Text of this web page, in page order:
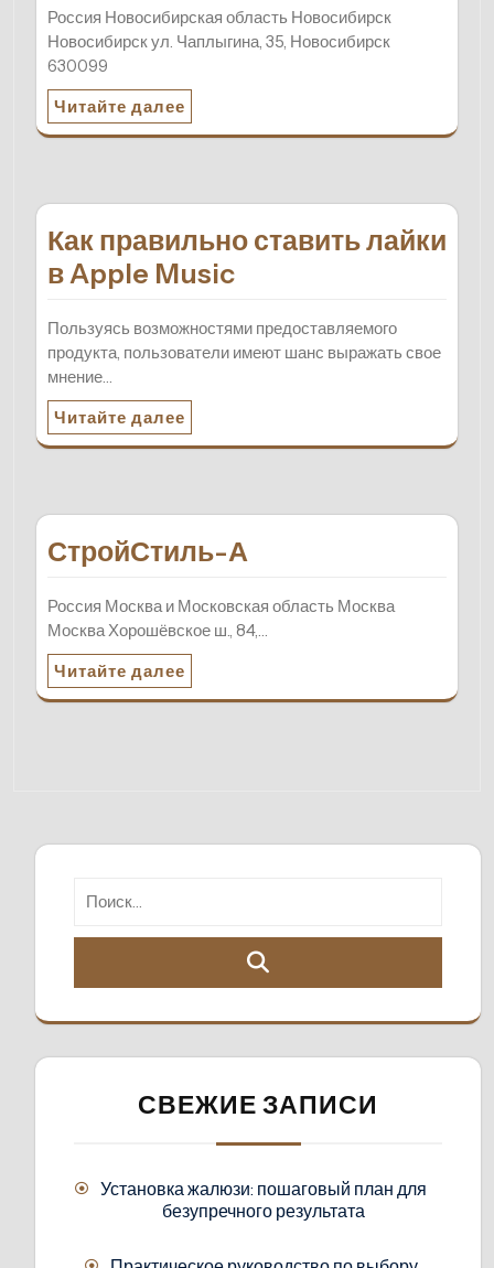
Россия Новосибирская область Новосибирск
Новосибирск ул. Чаплыгина, 35, Новосибирск
630099
Читайте далее
Как правильно ставить лайки
в Apple Music
Пользуясь возможностями предоставляемого
продукта, пользователи имеют шанс выражать свое
мнение…
Читайте далее
СтройСтиль-А
Россия Москва и Московская область Москва
Москва Хорошёвское ш., 84,…
Читайте далее
СВЕЖИЕ ЗАПИСИ
Установка жалюзи: пошаговый план для
безупречного результата